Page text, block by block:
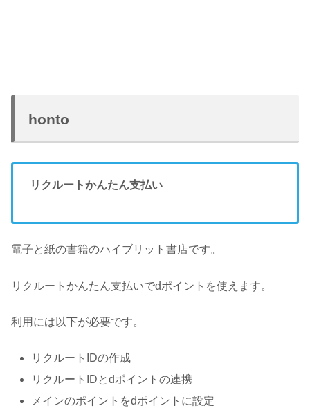
honto
リクルートかんたん支払い
電子と紙の書籍のハイブリット書店です。
リクルートかんたん支払いでdポイントを使えます。
利用には以下が必要です。
リクルートIDの作成
リクルートIDとdポイントの連携
メインのポイントをdポイントに設定